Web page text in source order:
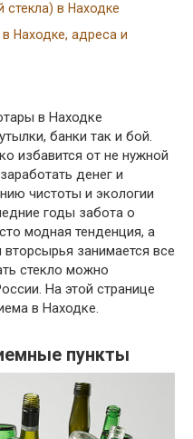
стекла) в Находке
Находке, адреса и
в Находке
банки так и бой.
избавится от не нужной
денег и
чистоты и экологии
годы забота о
модная тенденция, а
занимается все
стекло можно
На этой странице
в Находке.
пункты